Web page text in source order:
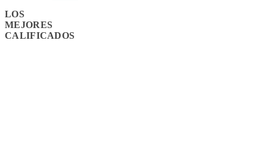
LOS
MEJORES
CALIFICADOS